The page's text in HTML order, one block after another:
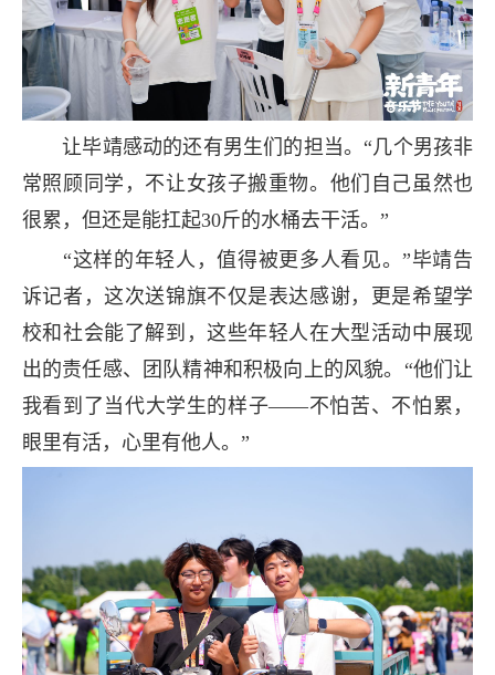
让毕靖感动的还有男生们的担当。“几个男孩非
常照顾同学，不让女孩子搬重物。他们自己虽然也
很累，但还是能扛起30斤的水桶去干活。”
“这样的年轻人，值得被更多人看见。”毕靖告
诉记者，这次送锦旗不仅是表达感谢，更是希望学
校和社会能了解到，这些年轻人在大型活动中展现
出的责任感、团队精神和积极向上的风貌。“他们让
我看到了当代大学生的样子——不怕苦、不怕累，
眼里有活，心里有他人。”